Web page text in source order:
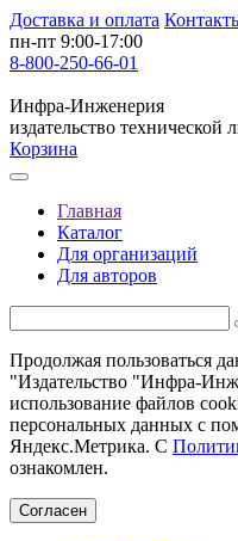
Доставка и оплата
пн-пт 9:00-17:00
8-800-250-66-01
Инфра-Инженерия
издательство технической
Корзина
Главная
Каталог
Для организаций
Для авторов
Продолжая пользоваться
"Издательство "Инфра-
использование файлов
персональных данных с
Яндекс.Метрика. С
ознакомлен.
Согласен